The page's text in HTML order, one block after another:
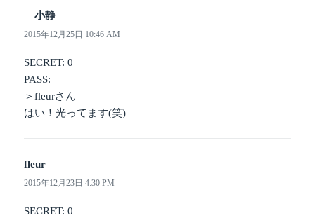
小静よ
り:
2015年12月25日 10:46 AM
SECRET: 0
PASS:
＞fleurさん
はい！光ってます(笑)
fleur
り:
2015年12月23日 4:30 PM
SECRET: 0